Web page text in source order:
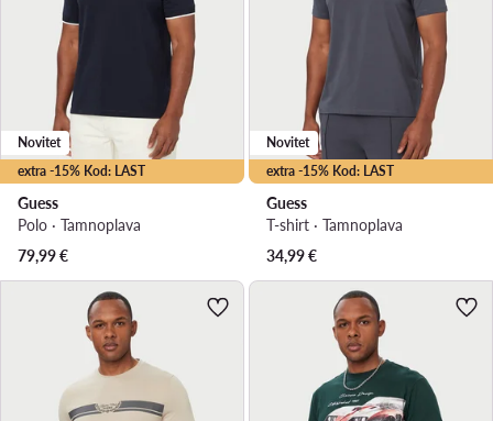
extra -15% Kod: LAST
Novitet
Guess
Polo · Tamnoplava
79,99€
extra -15% Kod: LAST
Novitet
Guess
T-shirt · Tamnoplava
34,99€